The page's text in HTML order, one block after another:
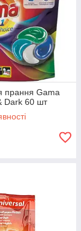
прання Gama
Dark 60 шт